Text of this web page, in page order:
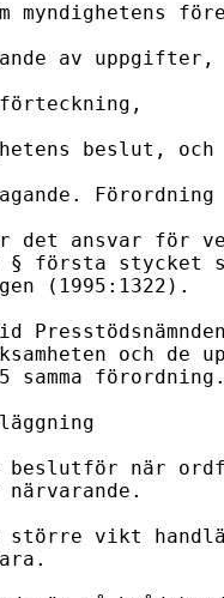
myndighetens
av uppgifter,
beslut, och
det ansvar för
första stycket
(1995:1322).
och de
samma
beslutför när
större vikt